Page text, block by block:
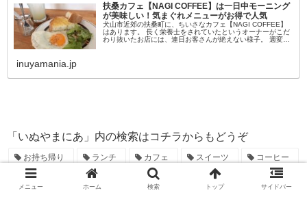
扶桑カフェ【NAGI COFFEE】は一日中モーニング
が美味しい！気まぐれメニューがお得で人気
犬山市近郊の扶桑町に、ちいさなカフェ【NAGI COFFEE】
はあります。 長く栄養士をされていたというオーナーがこだ
わり抜いたお店には、連日お客さんが絶えない様子。 週変わ
inuyamania.jp
「いぬやまにあ」内の検索はコチラからもどうぞ
お持ち帰り ランチ カフェ スイーツ コーヒー
犬山城下町 モーニング 和食 洋菓子 ディナー
メニュー ホーム 検索 トップ サイドバー